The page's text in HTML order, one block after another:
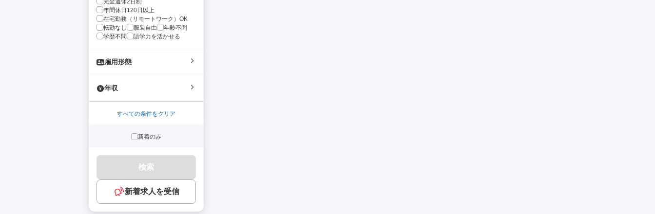
完全週休2日制
年間休日120日以上
在宅勤務（リモートワーク）OK
転勤なし
服装自由
年齢不問
学歴不問
語学力を活かせる
雇用形態
年収
すべての条件をクリア
新着のみ
検索
新着求人を受信